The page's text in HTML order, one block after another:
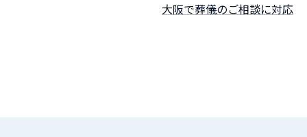
大阪で葬儀のご相談に対応